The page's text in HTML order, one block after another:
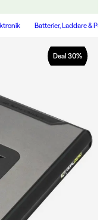
Batterier, Laddare &
Deal 30%